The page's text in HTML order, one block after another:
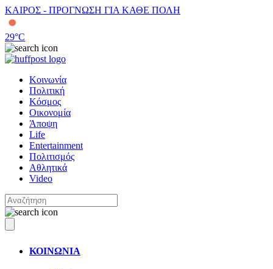
ΚΑΙΡΟΣ - ΠΡΟΓΝΩΣΗ ΓΙΑ ΚΑΘΕ ΠΟΛΗ
29°C
Κοινωνία
Πολιτική
Κόσμος
Οικονομία
Άποψη
Life
Entertainment
Πολιτισμός
Αθλητικά
Video
ΚΟΙΝΩΝΙΑ